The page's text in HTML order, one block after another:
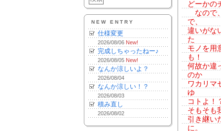
NEW ENTRY
仕様変更
2026/08/06 New!
完成しちゃったねー♪
2026/08/05 New!
なんか涼しいよ？
2026/08/04
なんか涼しい！？
2026/08/03
積み直し
2026/08/02
どーかの
なので
で、
違いがな
た
モノを用
も！
何故か違
のか
ワカリマ
ゆ
コトよ！
そもそも
引き継い
に。